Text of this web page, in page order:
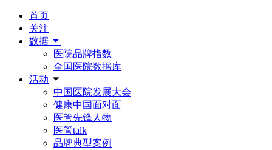
首页
关注
数据
医院品牌指数
全国医院数据库
活动
中国医院发展大会
健康中国面对面
医管先锋人物
医管talk
品牌典型案例